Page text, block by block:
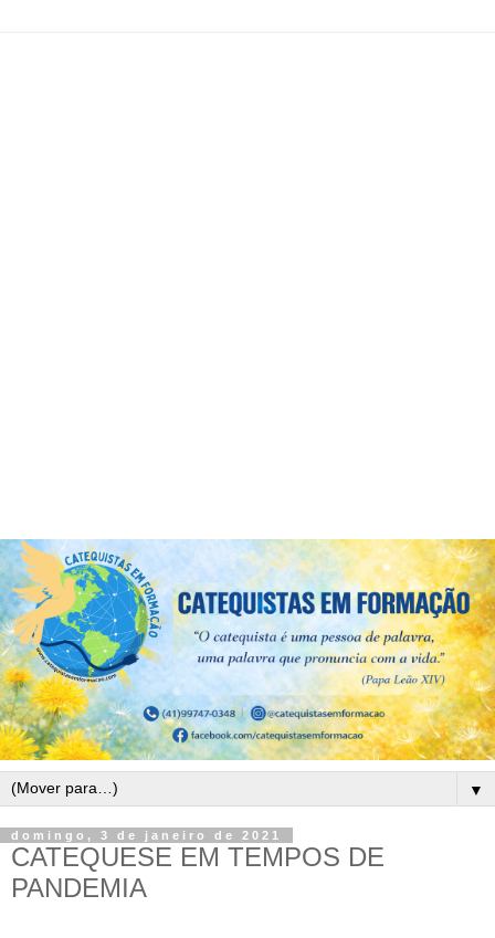
▼
domingo, 3 de janeiro de 2021
CATEQUESE EM TEMPOS DE
PANDEMIA